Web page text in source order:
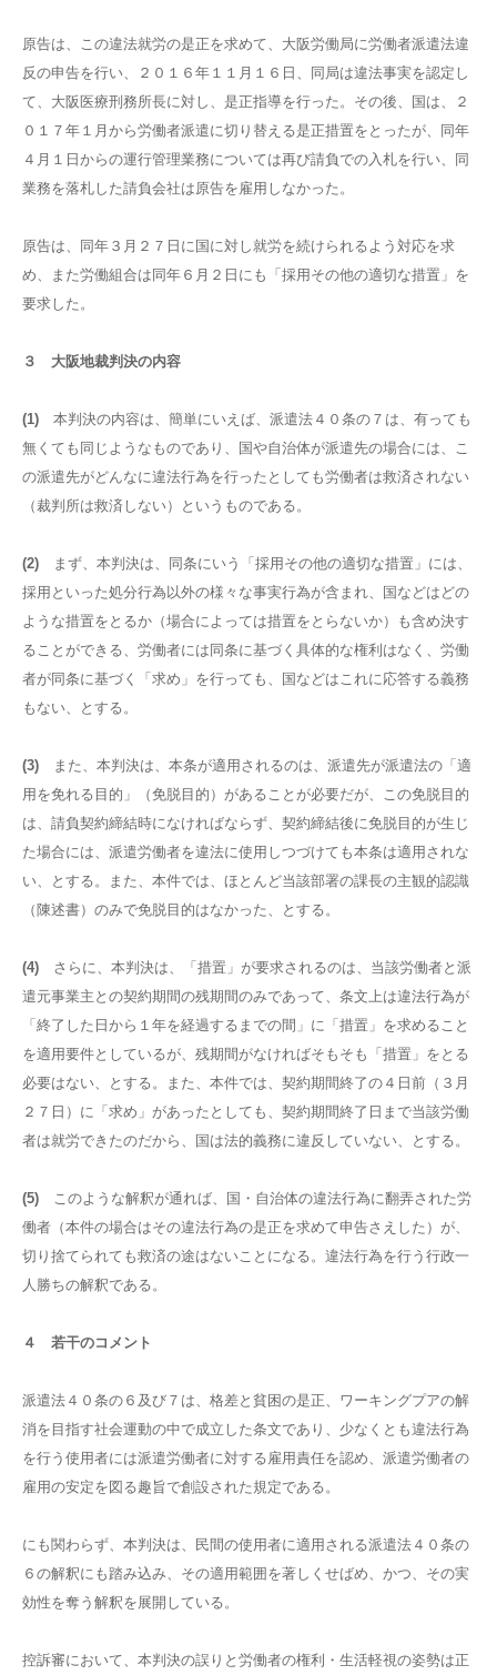
原告は、この違法就労の是正を求めて、大阪労働局に労働者派遣法違
反の申告を行い、２０１６年１１月１６日、同局は違法事実を認定し
て、大阪医療刑務所長に対し、是正指導を行った。その後、国は、２
０１７年１月から労働者派遣に切り替える是正措置をとったが、同年
４月１日からの運行管理業務については再び請負での入札を行い、同
業務を落札した請負会社は原告を雇用しなかった。
原告は、同年３月２７日に国に対し就労を続けられるよう対応を求
め、また労働組合は同年６月２日にも「採用その他の適切な措置」を
要求した。
３ 大阪地裁判決の内容
(1) 本判決の内容は、簡単にいえば、派遣法４０条の７は、有っても
無くても同じようなものであり、国や自治体が派遣先の場合には、こ
の派遣先がどんなに違法行為を行ったとしても労働者は救済されない
（裁判所は救済しない）というものである。
(2) まず、本判決は、同条にいう「採用その他の適切な措置」には、
採用といった処分行為以外の様々な事実行為が含まれ、国などはどの
ような措置をとるか（場合によっては措置をとらないか）も含め決す
ることができる、労働者には同条に基づく具体的な権利はなく、労働
者が同条に基づく「求め」を行っても、国などはこれに応答する義務
もない、とする。
(3) また、本判決は、本条が適用されるのは、派遣先が派遣法の「適
用を免れる目的」（免脱目的）があることが必要だが、この免脱目的
は、請負契約締結時になければならず、契約締結後に免脱目的が生じ
た場合には、派遣労働者を違法に使用しつづけても本条は適用されな
い、とする。また、本件では、ほとんど当該部署の課長の主観的認識
（陳述書）のみで免脱目的はなかった、とする。
(4) さらに、本判決は、「措置」が要求されるのは、当該労働者と派
遣元事業主との契約期間の残期間のみであって、条文上は違法行為が
「終了した日から１年を経過するまでの間」に「措置」を求めること
を適用要件としているが、残期間がなければそもそも「措置」をとる
必要はない、とする。また、本件では、契約期間終了の４日前（３月
２７日）に「求め」があったとしても、契約期間終了日まで当該労働
者は就労できたのだから、国は法的義務に違反していない、とする。
(5) このような解釈が通れば、国・自治体の違法行為に翻弄された労
働者（本件の場合はその違法行為の是正を求めて申告さえした）が、
切り捨てられても救済の途はないことになる。違法行為を行う行政一
人勝ちの解釈である。
４ 若干のコメント
派遣法４０条の６及び７は、格差と貧困の是正、ワーキングプアの解
消を目指す社会運動の中で成立した条文であり、少なくとも違法行為
を行う使用者には派遣労働者に対する雇用責任を認め、派遣労働者の
雇用の安定を図る趣旨で創設された規定である。
にも関わらず、本判決は、民間の使用者に適用される派遣法４０条の
６の解釈にも踏み込み、その適用範囲を著しくせばめ、かつ、その実
効性を奪う解釈を展開している。
控訴審において、本判決の誤りと労働者の権利・生活軽視の姿勢は正